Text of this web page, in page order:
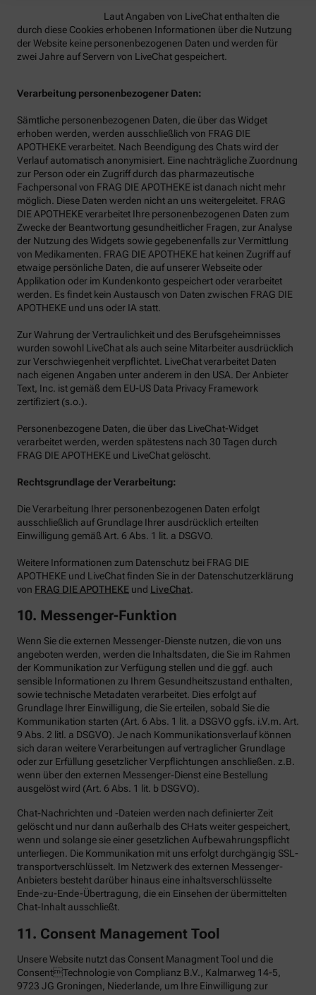
Laut Angaben von LiveChat enthalten die
durch diese Cookies erhobenen Informationen über die Nutzung
der Website keine personenbezogenen Daten und werden für
zwei Jahre auf Servern von LiveChat gespeichert.
Verarbeitung personenbezogener Daten:
Sämtliche personenbezogenen Daten, die über das Widget
erhoben werden, werden ausschließlich von FRAG DIE
APOTHEKE verarbeitet. Nach Beendigung des Chats wird der
Verlauf automatisch anonymisiert. Eine nachträgliche Zuordnung
zur Person oder ein Zugriff durch das pharmazeutische
Fachpersonal von FRAG DIE APOTHEKE ist danach nicht mehr
möglich. Diese Daten werden nicht an uns weitergeleitet. FRAG
DIE APOTHEKE verarbeitet Ihre personenbezogenen Daten zum
Zwecke der Beantwortung gesundheitlicher Fragen, zur Analyse
der Nutzung des Widgets sowie gegebenenfalls zur Vermittlung
von Medikamenten. FRAG DIE APOTHEKE hat keinen Zugriff auf
etwaige persönliche Daten, die auf unserer Webseite oder
Applikation oder im Kundenkonto gespeichert oder verarbeitet
werden. Es findet kein Austausch von Daten zwischen FRAG DIE
APOTHEKE und uns oder IA statt.
Zur Wahrung der Vertraulichkeit und des Berufsgeheimnisses
wurden sowohl LiveChat als auch seine Mitarbeiter ausdrücklich
zur Verschwiegenheit verpflichtet. LiveChat verarbeitet Daten
nach eigenen Angaben unter anderem in den USA. Der Anbieter
Text, Inc. ist gemäß dem EU-US Data Privacy Framework
zertifiziert (s.o.).
Personenbezogene Daten, die über das LiveChat-Widget
verarbeitet werden, werden spätestens nach 30 Tagen durch
FRAG DIE APOTHEKE und LiveChat gelöscht.
Rechtsgrundlage der Verarbeitung:
Die Verarbeitung Ihrer personenbezogenen Daten erfolgt
ausschließlich auf Grundlage Ihrer ausdrücklich erteilten
Einwilligung gemäß Art. 6 Abs. 1 lit. a DSGVO.
Weitere Informationen zum Datenschutz bei FRAG DIE
APOTHEKE und LiveChat finden Sie in der Datenschutzerklärung
von FRAG DIE APOTHEKE und LiveChat
10. Messenger-Funktion
Wenn Sie die externen Messenger-Dienste nutzen, die von uns
angeboten werden, werden die Inhaltsdaten, die Sie im Rahmen
der Kommunikation zur Verfügung stellen und die ggf. auch
sensible Informationen zu Ihrem Gesundheitszustand enthalten,
sowie technische Metadaten verarbeitet. Dies erfolgt auf
Grundlage Ihrer Einwilligung, die Sie erteilen, sobald Sie die
Kommunikation starten (Art. 6 Abs. 1 lit. a DSGVO ggfs. i.V.m. Art.
9 Abs. 2 litl. a DSGVO). Je nach Kommunikationsverlauf können
sich daran weitere Verarbeitungen auf vertraglicher Grundlage
oder zur Erfüllung gesetzlicher Verpflichtungen anschließen. z.B.
wenn über den externen Messenger-Dienst eine Bestellung
ausgelöst wird (Art. 6 Abs. 1 lit. b DSGVO).
Chat-Nachrichten und -Dateien werden nach definierter Zeit
gelöscht und nur dann außerhalb des CHats weiter gespeichert,
wenn und solange sie einer gesetzlichen Aufbewahrungspflicht
unterliegen. Die Kommunikation mit uns erfolgt durchgängig SSL-
transportverschlüsselt. Im Netzwerk des externen Messenger-
Anbieters besteht darüber hinaus eine inhaltsverschlüsselte
Ende-zu-Ende-Übertragung, die ein Einsehen der übermittelten
Chat-Inhalt ausschließt.
11. Consent Management Tool
Unsere Website nutzt das Consent Managment Tool und die
ConsentTechnologie von Complianz B.V., Kalmarweg 14-5,
9723 JG Groningen, Niederlande, um Ihre Einwilligung zur